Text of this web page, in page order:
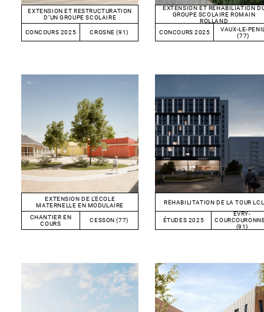
EXTENSION ET RESTRUCTURATION
D’UN GROUPE SCOLAIRE
CONCOURS 2025 CROSNE (91)
EXTENSION ET REHABILIATION
GROUPE SCOLAIRE ROMAIN
ROLLAND
CONCOURS 2025
VAUX-LE-
(77)
EXTENSION DE L’ECOLE
MATERNELLE EN MODULAIRE
CHANTIER EN
COURS
CESSON (77)
RÉHABILITATION DE LA TOUR LCL
ÉTUDES 2025
EVRY-
(91)